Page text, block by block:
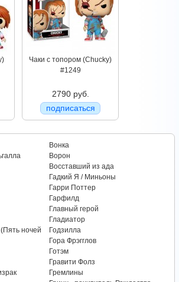
Чаки с топором (Chucky)
#1249
2790 руб.
подписаться
ночей
Вонка
Ворон
Восставший из ада
Гадкий Я / Миньоны
Гарри Поттер
Гарфилд
Главный герой
Гладиатор
Годзилла
Гора Фрэгглов
Готэм
Гравити Фолз
Гремлины